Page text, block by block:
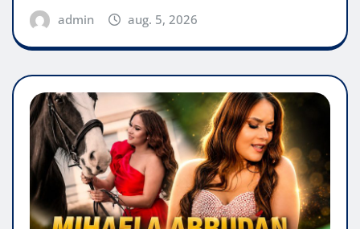
admin aug. 5, 2026